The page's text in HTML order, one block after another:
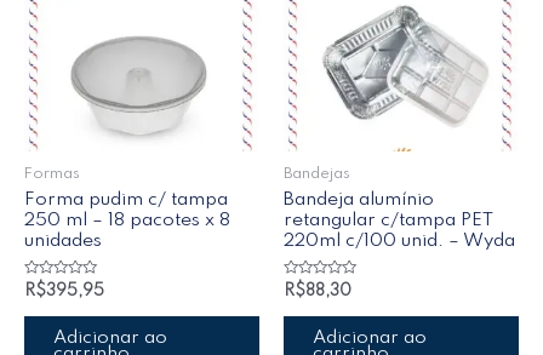
Formas
Forma pudim c/ tampa
250 ml – 18 pacotes x 8
unidades
Avaliação
de
R$395,95
Adicionar ao
Bandejas
Bandeja alumínio
retangular c/tampa PET
220ml c/100 unid. – Wyda
Avaliação
de
R$88,30
Adicionar ao